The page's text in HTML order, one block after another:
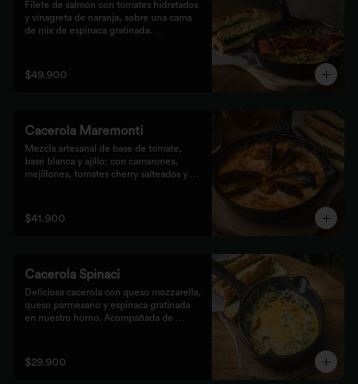
Filete de salmón con tomates hidratados
y vinagreta de naranja, sobre una cama
de mix de espinaca gratinada.
$49.900
Cacerola Maremonti
Mezcla artesanal de base de tomate,
base blanca y ajillo; con camarones,
mejillones, tomates cherry salteados y
pan focaccia con pesto verde rústico.
$41.900
Cacerola Spinaci
Deliciosa cacerola con queso mozzarella,
queso parmesano y espinaca gratinada
en nuestro horno. Acompañada de
$29.900